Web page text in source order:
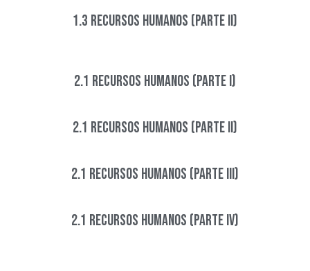
1.3 Recursos Humanos (Parte II)​
2.1 Recursos Humanos (Parte I)
2.1 Recursos Humanos (Parte II)
2.1 Recursos Humanos (Parte III)
2.1 Recursos Humanos (Parte IV)​